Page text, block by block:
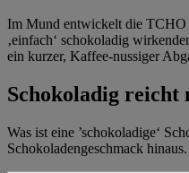
Im Mund entwickelt die TCHO
‚einfach‘ schokoladig
ein kurzer, Kaffee-nussiger
Schokoladig reicht
Was ist eine ’schokoladige‘
Schokoladengeschmack